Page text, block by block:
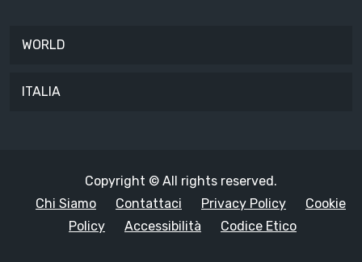
WORLD
ITALIA
Copyright © All rights reserved.
Chi Siamo
Contattaci Privacy Policy
Cookie
Policy
Accessibilità Codice Etico